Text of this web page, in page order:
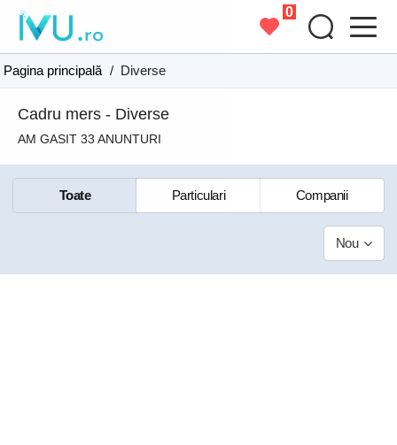
0
Pagina principală / Diverse
Cadru mers - Diverse
AM GASIT 33 ANUNTURI
Toate Particulari Companii
Nou